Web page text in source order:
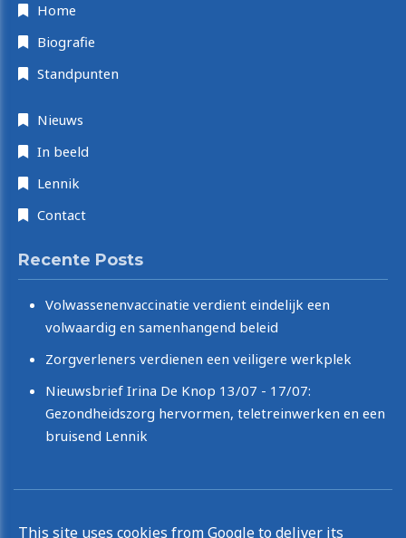
Home
Biografie
Standpunten
Nieuws
In beeld
Lennik
Contact
Recente Posts
Volwassenenvaccinatie verdient eindelijk een
volwaardig en samenhangend beleid
Zorgverleners verdienen een veiligere werkplek
Nieuwsbrief Irina De Knop 13/07 - 17/07:
Gezondheidszorg hervormen, teletreinwerken en een
bruisend Lennik
This site uses cookies from Google to deliver its